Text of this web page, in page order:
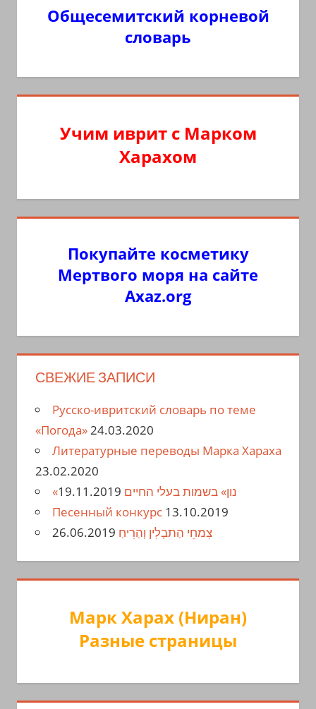
Общесемитский корневой
словарь
Учим иврит с Марком
Харахом
Покупайте косметику
Мертвого моря на сайте
Axaz.org
СВЕЖИЕ ЗАПИСИ
Русско-ивритский словарь по теме
«Погода»24.03.2020
Литературные переводы Марка Хараха
23.02.2020
«נון» בשמות בעלי החיים 19.11.2019
Песенный конкурс 13.10.2019
צִמחֵי הַתבָלִין וְהַרִיחַ 26.06.2019
Марк Харах (Ниран)
Разные страницы